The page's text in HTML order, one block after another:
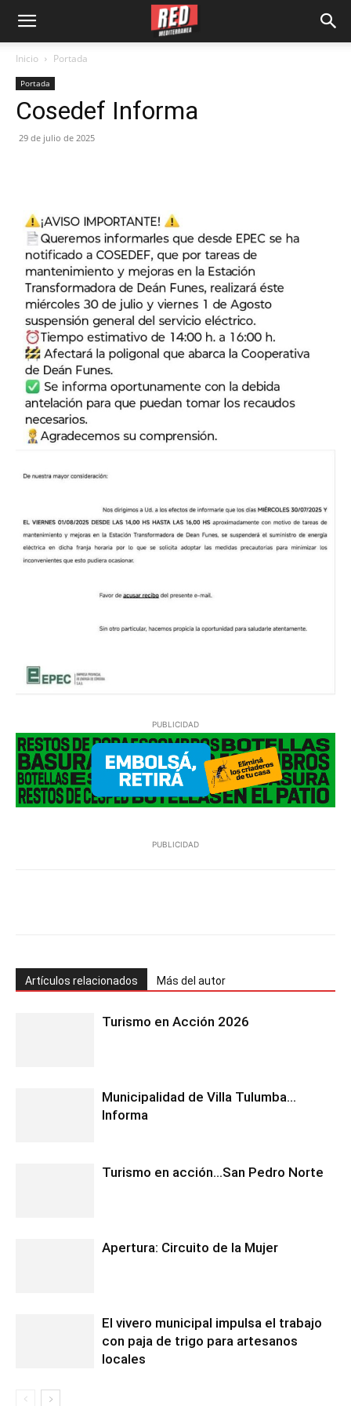
Inicio Portada
Portada
Cosedef Informa
29 de julio de 2025
PUBLICIDAD
PUBLICIDAD
Artículos relacionados Más del autor
Turismo en Acción 2026
Municipalidad de Villa Tulumba…
Informa
Turismo en acción…San Pedro Norte
Apertura: Circuito de la Mujer
El vivero municipal impulsa el trabajo
con paja de trigo para artesanos
locales